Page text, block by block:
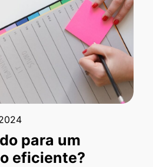
para um
eficiente?